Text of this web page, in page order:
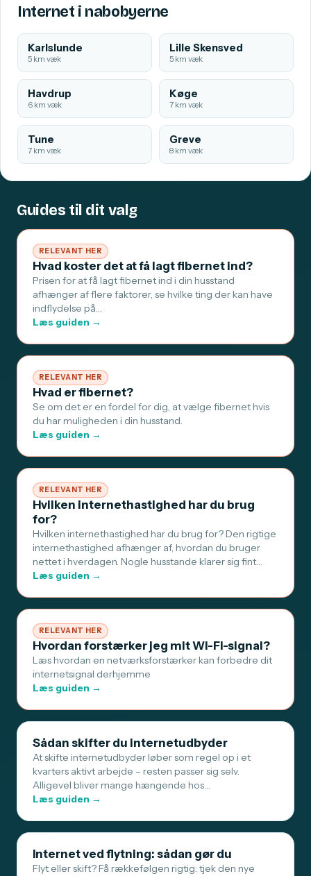
Internet i nabobyerne
Karlslunde
5 km væk
Lille Skensved
5 km væk
Havdrup
6 km væk
Køge
7 km væk
Tune
7 km væk
Greve
8 km væk
Guides til dit valg
RELEVANT HER
Hvad koster det at få lagt fibernet ind?
Prisen for at få lagt fibernet ind i din husstand
afhænger af flere faktorer, se hvilke ting der kan have
indflydelse på…
Læs guiden →
RELEVANT HER
Hvad er fibernet?
Se om det er en fordel for dig, at vælge fibernet hvis
du har muligheden i din husstand.
Læs guiden →
RELEVANT HER
Hvilken internethastighed har du brug
for?
Hvilken internethastighed har du brug for? Den rigtige
internethastighed afhænger af, hvordan du bruger
nettet i hverdagen. Nogle husstande klarer sig fint…
Læs guiden →
RELEVANT HER
Hvordan forstærker jeg mit Wi-Fi-signal?
Læs hvordan en netværksforstærker kan forbedre dit
internetsignal derhjemme
Læs guiden →
Sådan skifter du internetudbyder
At skifte internetudbyder løber som regel op i et
kvarters aktivt arbejde – resten passer sig selv.
Alligevel bliver mange hængende hos…
Læs guiden →
Internet ved flytning: sådan gør du
Flyt eller skift? Få rækkefølgen rigtig: tjek den nye